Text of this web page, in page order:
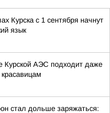
Курска с 1 сентября начнут
язык
Курской АЭС подходит даже
стал дольше заряжаться: